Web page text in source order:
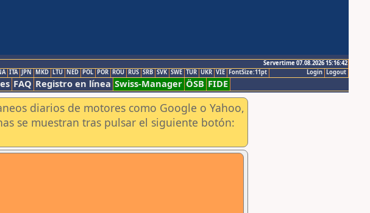
Servertime 07.08.2026 15:16:42
Logout
Login
ITA JPN MKD LTU NED POL POR ROU RUS SRB SVK SWE TUR UKR VIE FontSize:11pt
FAQ Registro en línea Swiss-Manager ÖSB FIDE
diarios de motores como Google o Yahoo,
se muestran tras pulsar el siguiente botón: